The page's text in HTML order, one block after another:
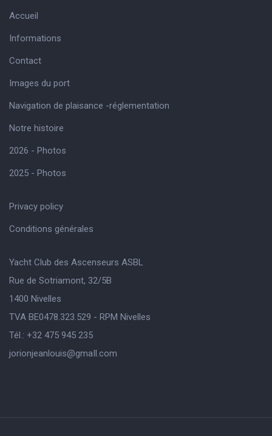
Accueil
Informations
Contact
Images du port
Navigation de plaisance -réglementation
Notre histoire
2026 - Photos
2025 - Photos
Privacy policy
Conditions générales
Yacht Club des Ascenseurs ASBL
Rue de Sotriamont, 32/5B
1400 Nivelles
TVA BE0478.323.529 - RPM Nivelles
Tél.: +32 475 945 235
jorionjeanlouis@gmaIl.com